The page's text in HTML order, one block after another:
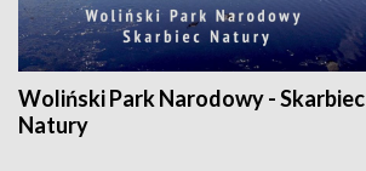
Woliński Park Narodowy - Skarbiec
Natury